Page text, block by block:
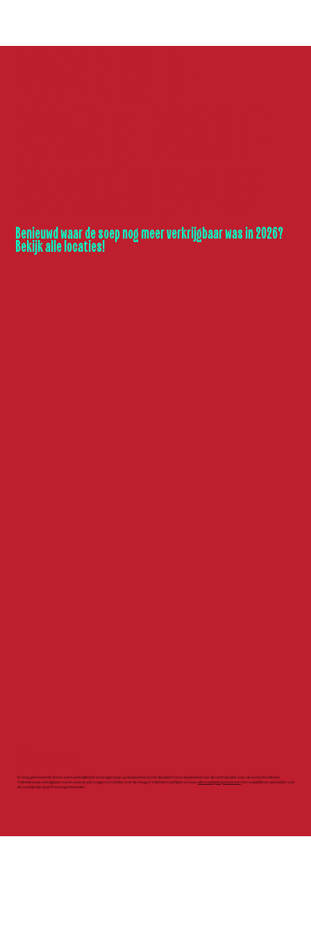
En lang gekoesterde droom werd werkelijkheid: onze eigen pop-up Soepwinkel op het Spuiplein! Onze Soepwinkel was dé centrale plek waar de iconische blikken
Vrijheidssoep verkrijgbaar waren, waar je al je vragen kon stellen over de Haagse Vrijheidsmaaltijden en waaralle maaltijdorganisatorenhun soepblikken ophaalden voor
de maaltijd die zij op 5 mei organiseerden.
Benieuwd waar de soep nog meer verkrijgbaar was in 2026?
Bekijk alle locaties!